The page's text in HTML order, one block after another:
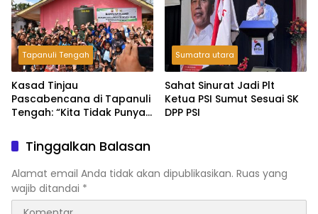
Tapanuli Tengah
Kasad Tinjau
Pascabencana di Tapanuli
Tengah: “Kita Tidak Punya
Sumatra utara
Sahat Sinurat Jadi Plt
Ketua PSI Sumut Sesuai SK
DPP PSI
Tinggalkan Balasan
Alamat email Anda tidak akan dipublikasikan. Ruas yang
wajib ditandai *